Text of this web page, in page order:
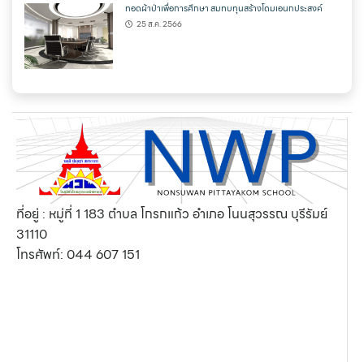
ทอดผ้าป่าเพื่อการศึกษา สมทบทุนสร้างโดมเอนกประสงค์
25 ส.ค. 2566
ที่อยู่ : หมู่ที่ 1 183 ตำบล โกรกแก้ว อำเภอ โนนสุวรรณ บุรีรัมย์
31110
โทรศัพท์: 044 607 151